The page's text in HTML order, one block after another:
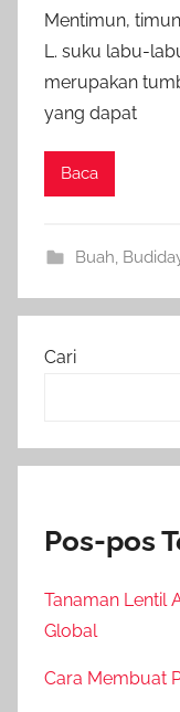
Mentimun,
L. suku labu-
merupakan
yang dapat
Baca
Buah
Cari
Pos-pos
Tanaman Lentil
Global
Cara Membuat